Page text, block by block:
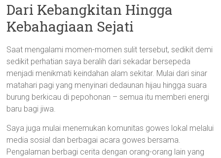
Dari Kebangkitan Hingga
Kebahagiaan Sejati
Saat mengalami momen-momen sulit tersebut, sedikit demi
sedikit perhatian saya beralih dari sekadar bersepeda
menjadi menikmati keindahan alam sekitar. Mulai dari sinar
matahari pagi yang menyinari dedaunan hijau hingga suara
burung berkicau di pepohonan – semua itu memberi energi
baru bagi jiwa.
Saya juga mulai menemukan komunitas gowes lokal melalui
media sosial dan berbagai acara gowes bersama.
Pengalaman berbagi cerita dengan orang-orang lain yang